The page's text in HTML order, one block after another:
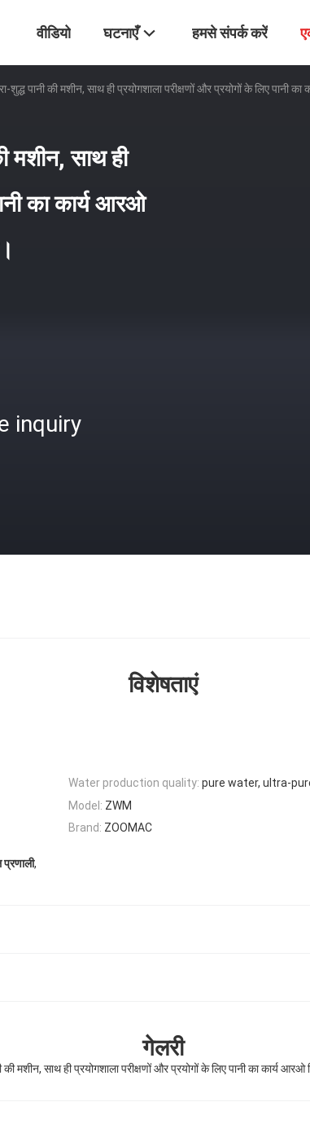
वीडियो घटनाएँ हमसे संपर्क करें
शुद्ध पानी की मशीन, साथ ही प्रयोगशाला परीक्षणों और प्रयोगों के लिए
मशीन, साथ ही
का कार्य आरओ
inquiry
विशेषताएं
Water production quality: pure water, ultra-
Model: ZWM
Brand: ZOOMAC
,
गेलरी
की मशीन, साथ ही प्रयोगशाला परीक्षणों और प्रयोगों के लिए पानी का कार्य